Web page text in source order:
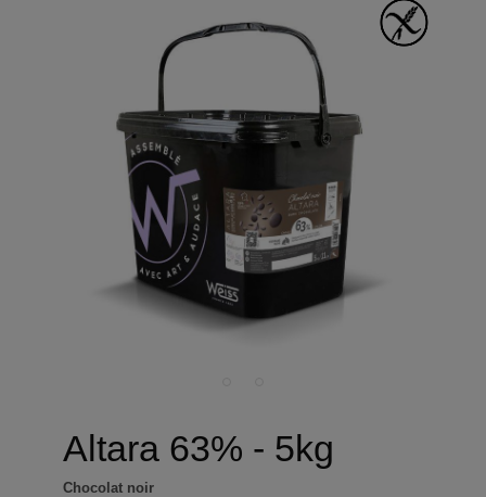
Altara 63% - 5kg
Chocolat noir